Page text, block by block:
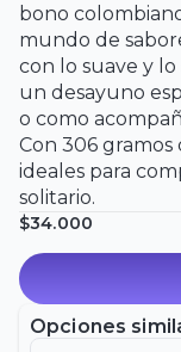
bono
mundo de
con lo suave y
un desayuno
o como
Con 306 gramos
ideales para
solitario.
$34.000
Opciones